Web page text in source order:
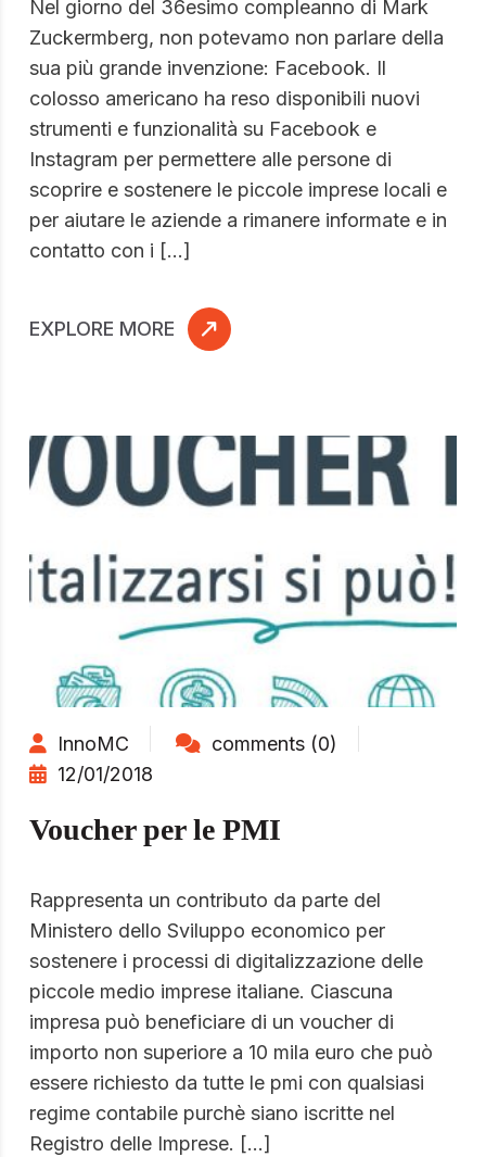
Nel giorno del 36esimo compleanno di Mark
Zuckermberg, non potevamo non parlare della
sua più grande invenzione: Facebook. Il
colosso americano ha reso disponibili nuovi
strumenti e funzionalità su Facebook e
Instagram per permettere alle persone di
scoprire e sostenere le piccole imprese locali e
per aiutare le aziende a rimanere informate e in
contatto con i […]
EXPLORE MORE
InnoMC
comments (0)
12/01/2018
Voucher per le PMI
Rappresenta un contributo da parte del
Ministero dello Sviluppo economico per
sostenere i processi di digitalizzazione delle
piccole medio imprese italiane. Ciascuna
impresa può beneficiare di un voucher di
importo non superiore a 10 mila euro che può
essere richiesto da tutte le pmi con qualsiasi
regime contabile purchè siano iscritte nel
Registro delle Imprese. […]